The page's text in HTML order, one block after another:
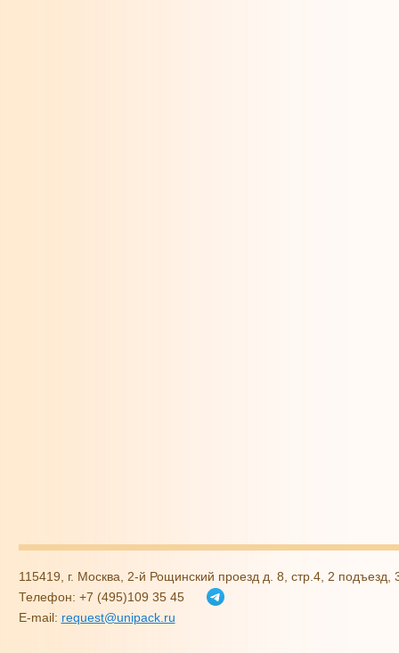
115419, г. Москва, 2-й Рощинский проезд д. 8, стр.4, 2
Телефон: +7 (495)109 35 45
E-mail: request@unipack.ru